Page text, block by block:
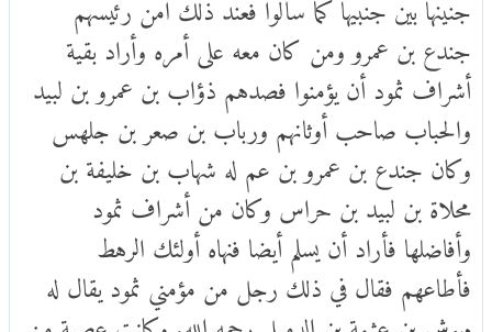
جندع بن عمرو ومن كان معه على أمره وأراد بقية
أشراف ثمود أن يؤمنوا فصدهم ذؤاب بن عمرو بن لبيد
والحباب صاحب أوثانهم ورباب بن صعر بن جلهس
وكان جندع بن عمرو بن عم له شهاب بن خليفة بن
محلاة بن لبيد بن حراس وكان من أشراف ثمود
وأفاضلها فأراد أن يسلم أيضا فنهاه أولئك الرهط
فأطاعهم فقال في ذلك رجل من مؤمني ثمود يقال له